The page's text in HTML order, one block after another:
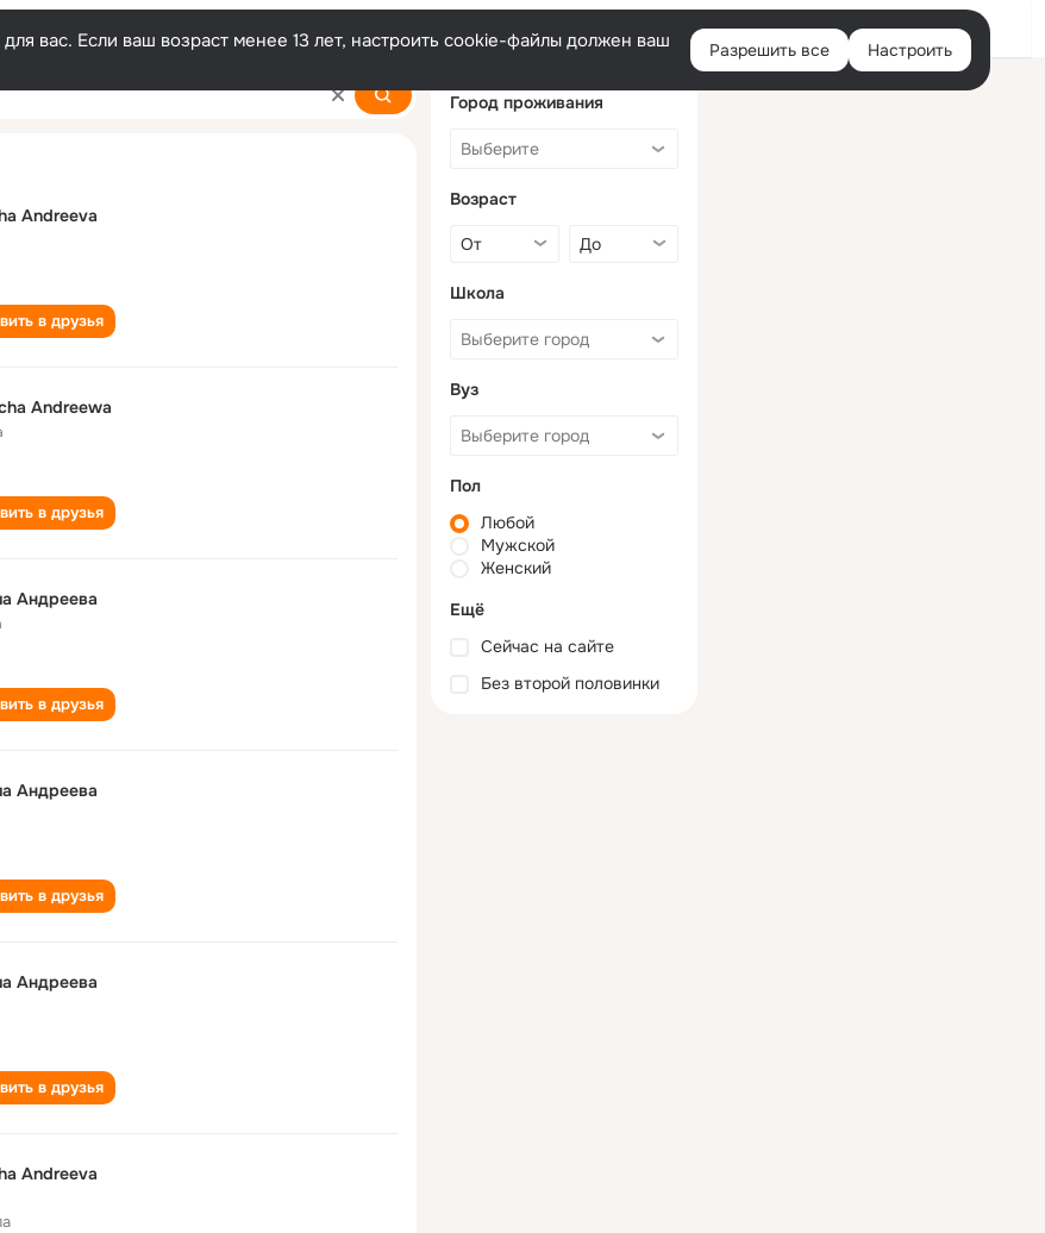
Войти
вас. Если ваш возраст менее 13 лет, настроить cookie-файлы должен ваш
Разрешить все Настроить
Andreeva
в друзья
Andreewa
в друзья
Андреева
в друзья
Андреева
в друзья
Андреева
в друзья
Andreeva
Город проживания
Возраст
Школа
Вуз
Пол
Любой
Мужской
Женский
Ещё
Сейчас на сайте
Без второй половинки